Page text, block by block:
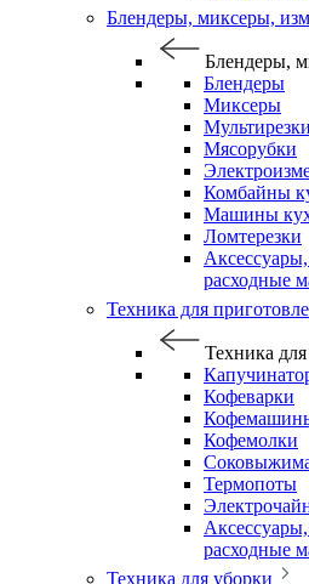
Блендеры, миксеры,
Блендеры,
Блендеры
Миксеры
Мясорубки
Комбайны
Машины
Ломтерезки
расходные
Техника для
Техника
Кофеварки
Кофемолки
Термопоты
расходные
Техника для уборки